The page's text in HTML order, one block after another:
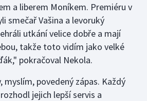
a liberem Moníkem. Premiéru v
smečař Vašina a levoruký
utkání velice dobře a mají
takže toto vidím jako velké
pokračoval Nekola.
myslím, povedený zápas. Každý
jejich lepší servis a